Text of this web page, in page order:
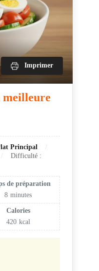
Imprimer
meilleure
Principal
Difficulté :
de préparation
8 minutes
Calories
420 kcal